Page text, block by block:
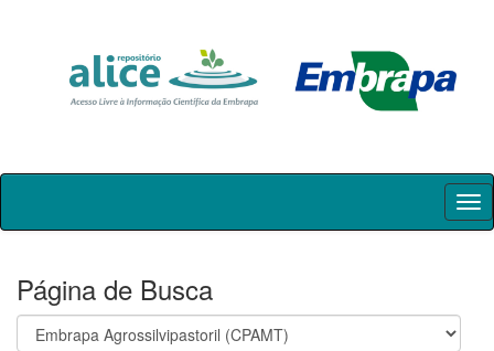
Skip
Página de Busca